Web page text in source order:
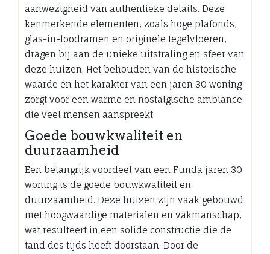
aanwezigheid van authentieke details. Deze
kenmerkende elementen, zoals hoge plafonds,
glas-in-loodramen en originele tegelvloeren,
dragen bij aan de unieke uitstraling en sfeer van
deze huizen. Het behouden van de historische
waarde en het karakter van een jaren 30 woning
zorgt voor een warme en nostalgische ambiance
die veel mensen aanspreekt.
Goede bouwkwaliteit en
duurzaamheid
Een belangrijk voordeel van een Funda jaren 30
woning is de goede bouwkwaliteit en
duurzaamheid. Deze huizen zijn vaak gebouwd
met hoogwaardige materialen en vakmanschap,
wat resulteert in een solide constructie die de
tand des tijds heeft doorstaan. Door de